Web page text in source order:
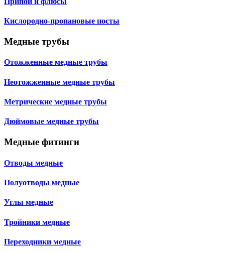
Кислородно-пропановые посты
Медные трубы
Отожженные медные трубы
Неотожженные медные трубы
Метрические медные трубы
Дюймовые медные трубы
Медные фитинги
Отводы медные
Полуотводы медные
Углы медные
Тройники медные
Переходники медные